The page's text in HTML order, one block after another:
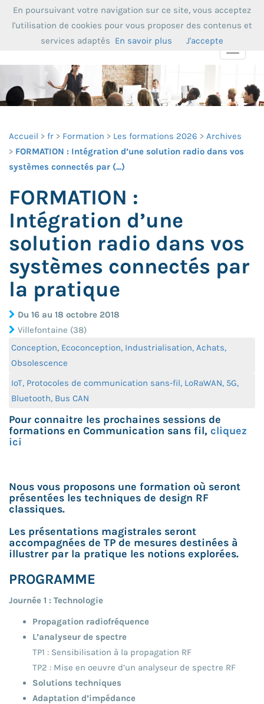
Toggle
Accueil fr Formation Les formations 2026
Archives
FORMATION : Intégration d’une solution radio dans vos
systèmes connectés par (...)
FORMATION :
Intégration d’une
solution radio dans vos
systèmes connectés par
la pratique
Du 16 au 18 octobre 2018
Villefontaine (38)
Conception, Ecoconception, Industrialisation, Achats,
Obsolescence
IoT, Protocoles de communication sans-fil, LoRaWAN, 5G,
Bluetooth, Bus CAN
Pour connaitre les prochaines sessions de
formations en Communication sans fil, cliquez
ici
Nous vous proposons une formation où seront
présentées les techniques de design RF
classiques.
Les présentations magistrales seront
accompagnées de TP de mesures destinées à
illustrer par la pratique les notions explorées.
PROGRAMME
Journée 1 : Technologie
Propagation radiofréquence
L’analyseur de spectre
TP1 : Sensibilisation à la propagation RF
TP2 : Mise en oeuvre d’un analyseur de spectre RF
Solutions techniques
Adaptation d’impédance
En poursuivant votre navigation sur ce site, vous acceptez
l'utilisation de cookies pour vous proposer des contenus et
services adaptés En savoir plus J'accepte